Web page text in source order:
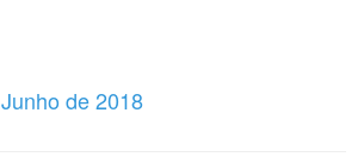
de 2018